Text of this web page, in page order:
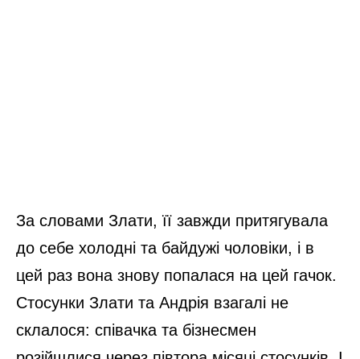
За словами Злати, її завжди притягувала
до себе холодні та байдужі чоловіки, і в
цей раз вона знову попалася на цей гачок.
Стосунки Злати та Андрія взагалі не
склалося: співачка та бізнесмен